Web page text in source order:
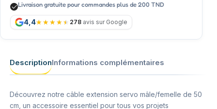
Livraison gratuite pour commandes plus de 200 TND
4,4 278 avis sur Google
DescriptionInformations complémentaires
Découvrez notre câble extension servo mâle/femelle de 50
cm, un accessoire essentiel pour tous vos projets